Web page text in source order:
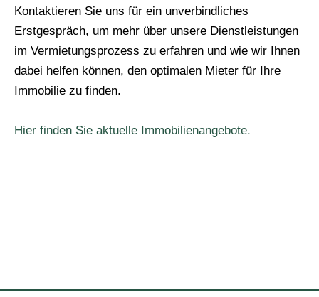
Kontaktieren Sie uns für ein unverbindliches
Erstgespräch, um mehr über unsere Dienstleistungen
im Vermietungsprozess zu erfahren und wie wir Ihnen
dabei helfen können, den optimalen Mieter für Ihre
Immobilie zu finden.
Hier finden Sie aktuelle Immobilienangebote.